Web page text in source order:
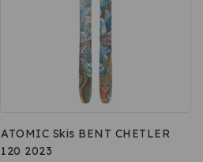
ATOMIC Skis BENT CHETLER
120 2023